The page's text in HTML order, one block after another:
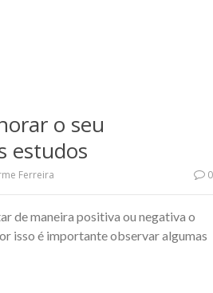
o seu
estudos
Ferreira 0
de maneira positiva ou negativa o
isso é importante observar algumas